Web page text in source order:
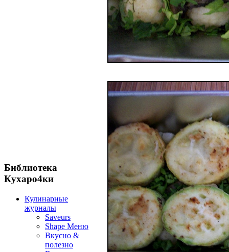
Библиотека
Кухаро4ки
Кулинарные
журналы
Saveurs
Shape Меню
Вкусно &
полезно